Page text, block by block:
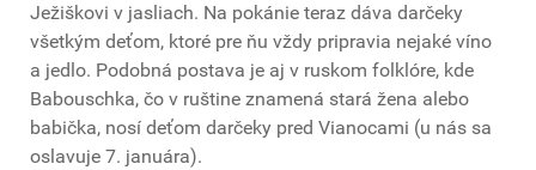
Ježiškovi v jasliach. Na pokánie teraz dáva darčeky
všetkým deťom, ktoré pre ňu vždy pripravia nejaké víno
a jedlo. Podobná postava je aj v ruskom folklóre, kde
Babouschka, čo v ruštine znamená stará žena alebo
babička, nosí deťom darčeky pred Vianocami (u nás sa
oslavuje 7. januára).